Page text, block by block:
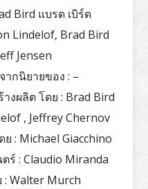
Bird แบรด เบิร์ด
Lindelof, Brad Bird
Jensen
ากนิยายของ : –
งผลิต โดย : Brad Bird
, Jeffrey Chernov
: Michael Giacchino
ร์ : Claudio Miranda
: Walter Murch